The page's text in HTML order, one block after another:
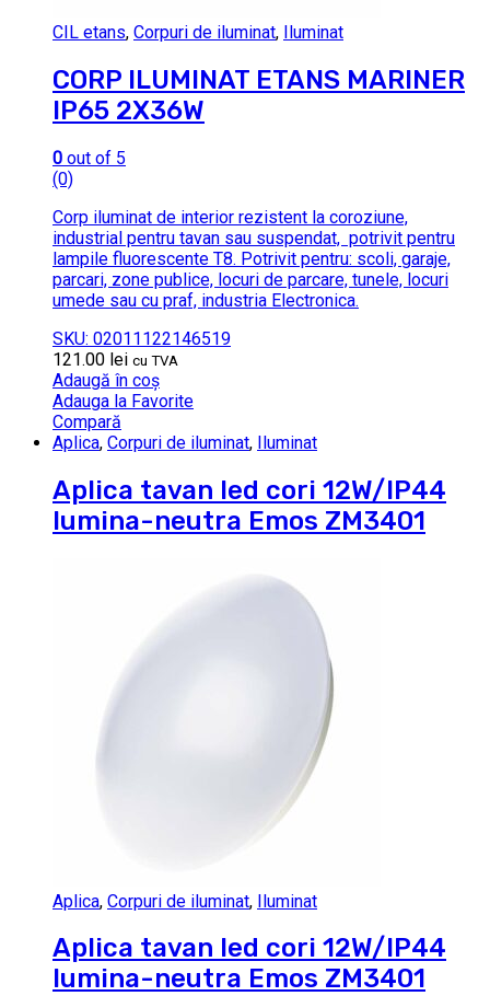
CIL etans, Corpuri de iluminat, Iluminat
CORP ILUMINAT ETANS MARINER
IP65 2X36W
0 out of 5
(0)
Corp iluminat de interior rezistent la coroziune,
industrial pentru tavan sau suspendat, potrivit pentru
lampile fluorescente T8. Potrivit pentru: scoli, garaje,
parcari, zone publice, locuri de parcare, tunele, locuri
umede sau cu praf, industria Electronica.
SKU: 02011122146519
121.00 lei cu TVA
Adaugă în coș
Adauga la Favorite
Compară
Aplica, Corpuri de iluminat, Iluminat
Aplica tavan led cori 12W/IP44
lumina-neutra Emos ZM3401
Aplica, Corpuri de iluminat, Iluminat
Aplica tavan led cori 12W/IP44
lumina-neutra Emos ZM3401